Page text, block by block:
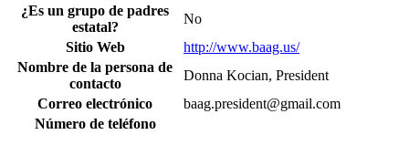
¿Es un grupo de padres
estatal?
No
Sitio Web
http://www.baag.us/
Nombre de la persona de
contacto
Donna Kocian, President
Correo electrónico
baag.president@gmail.com
Número de teléfono